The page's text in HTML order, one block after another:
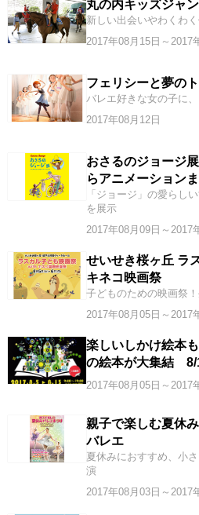
丸の内キッズジャ
新しい出会いやわくわ
2017年08月15日～2017
フェリシーと夢の
バレエ好きな女の子に
2017年08月12日
おさるのジョージ
らアニメーション
「ジョージ」の愛らし
を展示
2017年08月09日～2017
せいせき桜ヶ丘 ラ
キネコ映画祭
子どものための映画祭
2017年08月05日～2017
楽しいしかけ絵本
の絵本が大集結 8/
2017年08月05日～2017
親子で楽しむ夏休
バレエ
夏休みにおすすめ、小
演
2017年08月03日～2017